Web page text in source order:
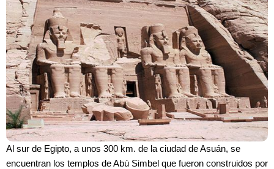
Al sur de Egipto, a unos 300 km. de la ciudad de Asuán, se
encuentran los templos de Abú Simbel que fueron construidos por